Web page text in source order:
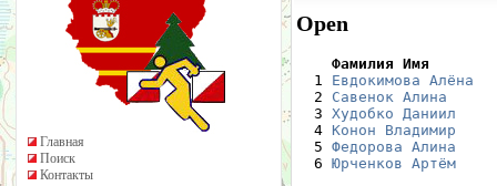
Главная
Поиск
Контакты
Open
Фамилия Имя
1 Евдокимова Алёна
  2
Савенок Алина
  3
Худобко Даниил
  4
Конон Владимир
  5
Федорова Алина
  6
Юрченков Артём